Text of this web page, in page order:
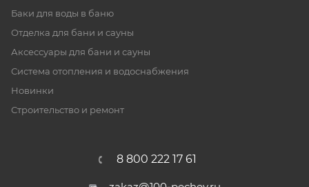
Баки для воды в баню
Отделка для бани и сауны
Аксессуары для бани и сауны
Система отопления и водоснабжения
Новинки
Строительство и ремонт
8 800 222 17 61